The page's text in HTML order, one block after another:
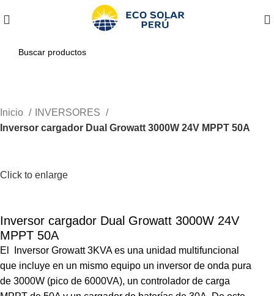
Inicio
INVERSORES
Inversor cargador Dual Growatt 3000W 24V MPPT 50A
Click to enlarge
Inversor cargador Dual Growatt 3000W 24V
MPPT 50A
El Inversor Growatt 3KVA es una unidad multifuncional
que incluye en un mismo equipo un inversor de onda pura
de 3000W (pico de 6000VA), un controlador de carga